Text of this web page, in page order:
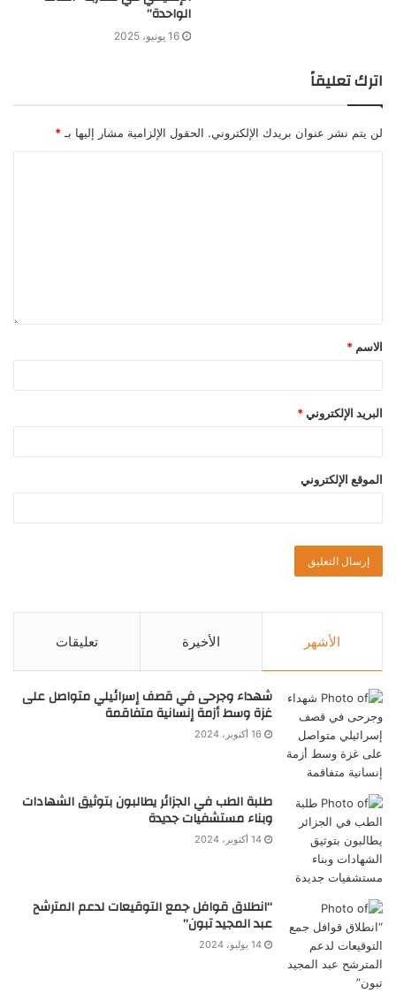
الواحدة”
16 يونيو، 2025
اترك تعليقاً
لن يتم نشر عنوان بريدك الإلكتروني. الحقول الإلزامية مشار إليها بـ *
الاسم *
البريد الإلكتروني *
الموقع الإلكتروني
الأشهر الأخيرة تعليقات
شهداء وجرحى في قصف إسرائيلي متواصل على
غزة وسط أزمة إنسانية متفاقمة
16 أكتوبر، 2024
طلبة الطب في الجزائر يطالبون بتوثيق الشهادات
وبناء مستشفيات جديدة
14 أكتوبر، 2024
“انطلاق قوافل جمع التوقيعات لدعم المترشح
عبد المجيد تبون”
14 يوليو، 2024